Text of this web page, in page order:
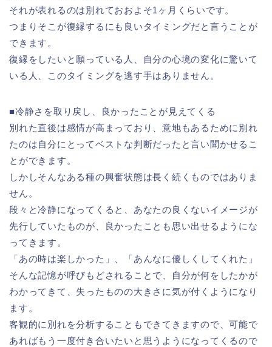
それが表れるのは別れておおよそ1ヶ月くらいです。
つまりそこが復縁するにも良いタイミングだと言うことが
できます。
復縁をしたいと願っている人、自分の心境の変化に驚いて
いる人、このタイミングを逃す手はありません。
■冷静さを取り戻し、良かったことが見えてくる
別れた直後は感情が高まっており、意地もあるために別れ
たのは自分にとってベストな判断だったと言い聞かせるこ
とができます。
しかしそんなある種の興奮状態は長く続くものではありま
せん。
段々と冷静になってくると、あなたの良くないイメージが
先行していたものが、良かったことも思い出せるようにな
ってきます。
「あの時は楽しかった」、「あんなに優しくしてくれた」
そんな記憶が呼びもどされることで、自分が何をしたかが
わかってきて、失ったものの大きさに気が付くようになり
ます。
客観的に別れを分析することもできてきますので、可能で
あればもう一度付き合いたいと思うようになってくるので